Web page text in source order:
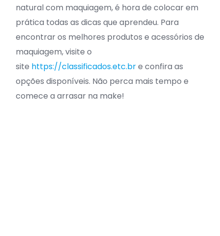
natural com maquiagem, é hora de colocar em
prática todas as dicas que aprendeu. Para
encontrar os melhores produtos e acessórios de
maquiagem, visite o
site https://classificados.etc.bre confira as
opções disponíveis. Não perca mais tempo e
comece a arrasar na make!